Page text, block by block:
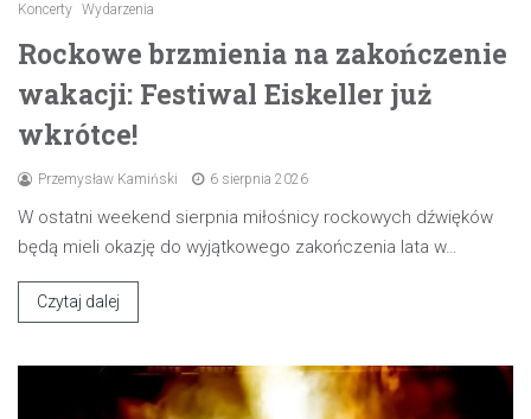
Koncerty Wydarzenia
Rockowe brzmienia na zakończenie
wakacji: Festiwal Eiskeller już
wkrótce!
Przemysław Kamiński 6 sierpnia 2026
W ostatni weekend sierpnia miłośnicy rockowych dźwięków
będą mieli okazję do wyjątkowego zakończenia lata w…
Czytaj dalej